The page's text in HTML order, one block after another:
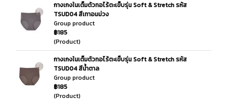
กางเกงในเต็มตัวทอไร้ตะเข็บรุ่น Soft & Stretch รหัส
TSUD04 สีเทาอมม่วง
Group product
฿185
(Product)
กางเกงในเต็มตัวทอไร้ตะเข็บรุ่น Soft & Stretch รหัส
TSUD04 สีน้ำตาล
Group product
฿185
(Product)